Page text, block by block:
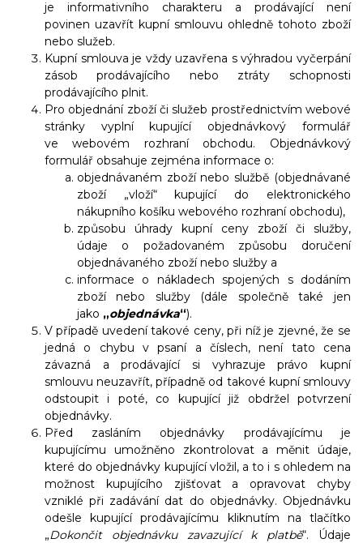
je informativního charakteru a prodávající není
povinen uzavřít kupní smlouvu ohledně tohoto zboží
nebo služeb.
Kupní smlouva je vždy uzavřena s výhradou vyčerpání
zásob prodávajícího nebo ztráty schopnosti
prodávajícího plnit.
Pro objednání zboží či služeb prostřednictvím webové
stránky vyplní kupující objednávkový formulář
ve webovém rozhraní obchodu. Objednávkový
formulář obsahuje zejména informace o:
objednávaném zboží nebo službě (objednávané
zboží „vloží“ kupující do elektronického
nákupního košíku webového rozhraní obchodu),
způsobu úhrady kupní ceny zboží či služby,
údaje o požadovaném způsobu doručení
objednávaného zboží nebo služby a
informace o nákladech spojených s dodáním
zboží nebo služby (dále společně také jen
jako „objednávka“).
V případě uvedení takové ceny, při níž je zjevné, že se
jedná o chybu v psaní a číslech, není tato cena
závazná a prodávající si vyhrazuje právo kupní
smlouvu neuzavřít, případně od takové kupní smlouvy
odstoupit i poté, co kupující již obdržel potvrzení
objednávky.
Před zasláním objednávky prodávajícímu je
kupujícímu umožněno zkontrolovat a měnit údaje,
které do objednávky kupující vložil, a to i s ohledem na
možnost kupujícího zjišťovat a opravovat chyby
vzniklé při zadávání dat do objednávky. Objednávku
odešle kupující prodávajícímu kliknutím na tlačítko
„Dokončit objednávku zavazující k platbě“. Údaje